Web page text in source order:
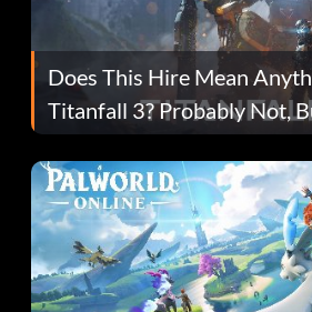
Does This Hire Mean
Titanfall 3? Probably Not,
Fans Are Hopeful